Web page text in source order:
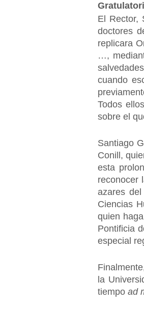
El Rector,
doctores
replicara
…,
cuando
Todos
sobre el
Santiago
Conill,
esta
reconocer
azares
Ciencias
quien
Pontificia
especial
la
tiempo ad